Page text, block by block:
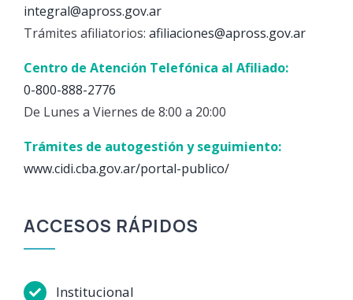
integral@apross.gov.ar
Trámites afiliatorios: afiliaciones@apross.gov.ar
Centro de Atención Telefónica al Afiliado:
0-800-888-2776
De Lunes a Viernes de 8:00 a 20:00
Trámites de autogestión y seguimiento:
www.cidi.cba.gov.ar/portal-publico/
ACCESOS RÁPIDOS
Institucional